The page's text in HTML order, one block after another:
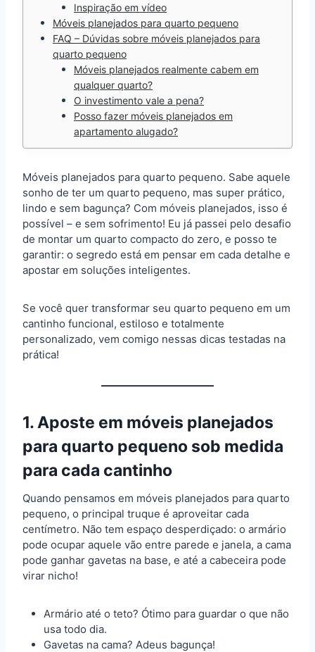
Inspiração em vídeo
Móveis planejados para quarto pequeno
FAQ – Dúvidas sobre móveis planejados para
quarto pequeno
Móveis planejados realmente cabem em
qualquer quarto?
O investimento vale a pena?
Posso fazer móveis planejados em
apartamento alugado?
Móveis planejados para quarto pequeno. Sabe aquele
sonho de ter um quarto pequeno, mas super prático,
lindo e sem bagunça? Com móveis planejados, isso é
possível – e sem sofrimento! Eu já passei pelo desafio
de montar um quarto compacto do zero, e posso te
garantir: o segredo está em pensar em cada detalhe e
apostar em soluções inteligentes.
Se você quer transformar seu quarto pequeno em um
cantinho funcional, estiloso e totalmente
personalizado, vem comigo nessas dicas testadas na
prática!
1. Aposte em móveis planejados
para quarto pequeno sob medida
para cada cantinho
Quando pensamos em móveis planejados para quarto
pequeno, o principal truque é aproveitar cada
centímetro. Não tem espaço desperdiçado: o armário
pode ocupar aquele vão entre parede e janela, a cama
pode ganhar gavetas na base, e até a cabeceira pode
virar nicho!
Armário até o teto? Ótimo para guardar o que não
usa todo dia.
Gavetas na cama? Adeus bagunça!